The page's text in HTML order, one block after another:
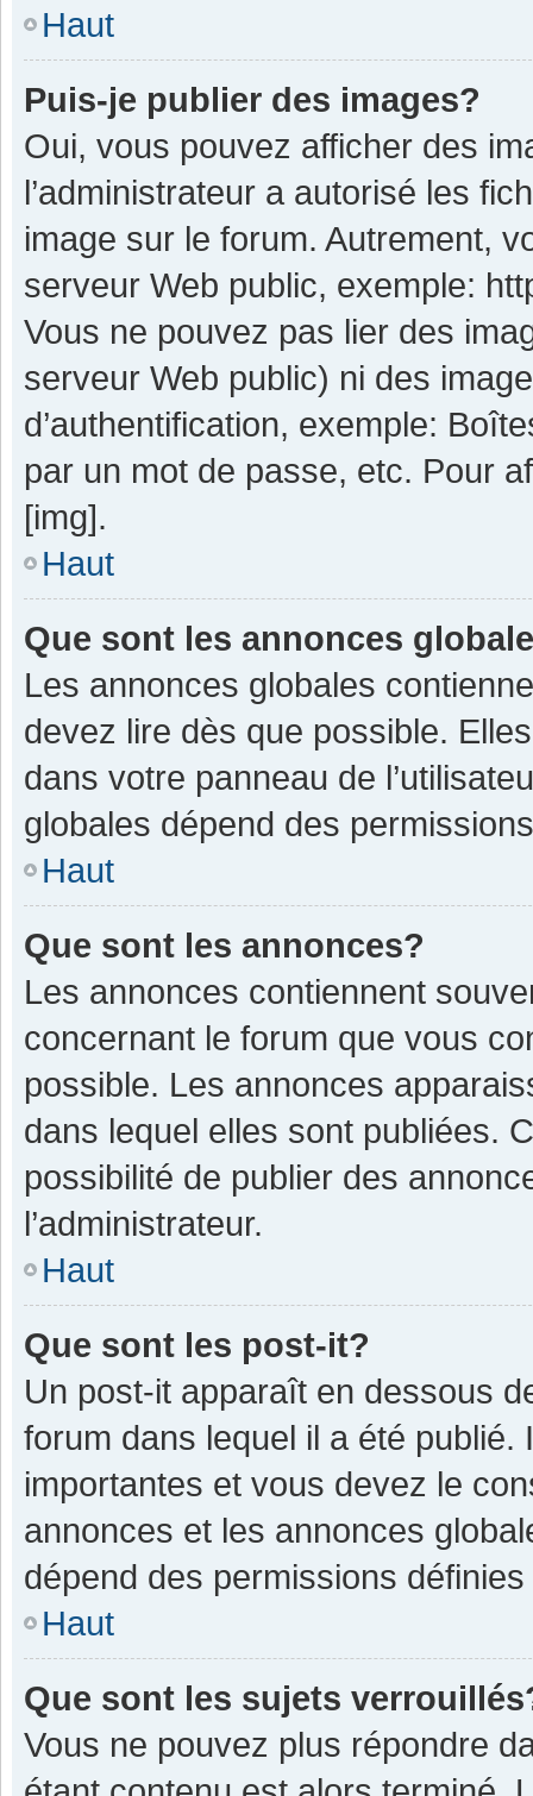
Haut
Puis-je publier des images?
Oui, vous pouvez afficher des
l’administrateur a autorisé les
image sur le forum. Autrement,
serveur Web public, exemple:
Vous ne pouvez pas lier des
serveur Web public) ni des
d’authentification, exemple:
par un mot de passe, etc. Pour
[img].
Haut
Que sont les annonces
Les annonces globales
devez lire dès que possible.
dans votre panneau de
globales dépend des
Haut
Que sont les annonces?
Les annonces contiennent
concernant le forum que vous
possible. Les annonces
dans lequel elles sont publiées.
possibilité de publier des
l’administrateur.
Haut
Que sont les post-it?
Un post-it apparaît en dessous
forum dans lequel il a été
importantes et vous devez le
annonces et les annonces
dépend des permissions définies
Haut
Que sont les sujets
Vous ne pouvez plus répondre